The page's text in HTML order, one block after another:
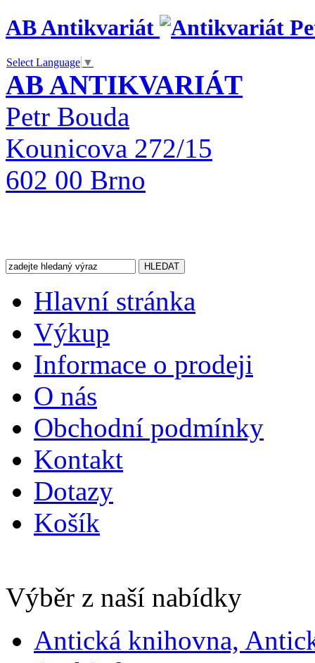
AB Antikvariát
Select Language ▼
AB ANTIKVARIÁT
Petr Bouda
Kounicova 272/15
602 00 Brno
Hlavní stránka
Výkup
Informace o prodeji
O nás
Obchodní podmínky
Kontakt
Dotazy
Košík
Výběr z naší nabídky
Antická knihovna,